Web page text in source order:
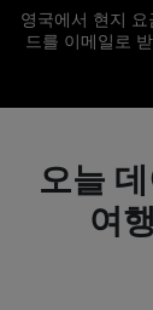
영국에서 현지
드를 이메일로
오늘
여